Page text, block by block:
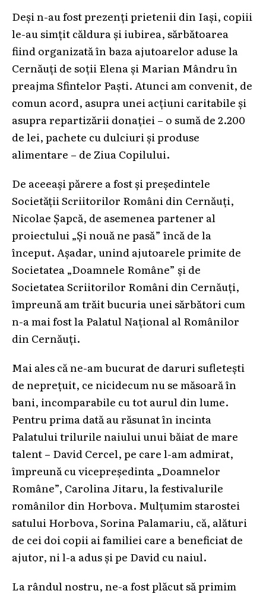
Deși n-au fost prezenți prietenii din Iași, copiii
le-au simțit căldura și iubirea, sărbătoarea
fiind organizată în baza ajutoarelor aduse la
Cernăuți de soții Elena și Marian Mândru în
preajma Sfintelor Paști. Atunci am convenit, de
comun acord, asupra unei acțiuni caritabile și
asupra repartizării donației – o sumă de 2.200
de lei, pachete cu dulciuri și produse
alimentare – de Ziua Copilului.
De aceeași părere a fost și președintele
Societății Scriitorilor Români din Cernăuți,
Nicolae Șapcă, de asemenea partener al
proiectului „Și nouă ne pasă” încă de la
început. Așadar, unind ajutoarele primite de
Societatea „Doamnele Române” și de
Societatea Scriitorilor Români din Cernăuți,
împreună am trăit bucuria unei sărbători cum
n-a mai fost la Palatul Național al Românilor
din Cernăuți.
Mai ales că ne-am bucurat de daruri sufletești
de neprețuit, ce nicidecum nu se măsoară în
bani, incomparabile cu tot aurul din lume.
Pentru prima dată au răsunat în incinta
Palatului trilurile naiului unui băiat de mare
talent – David Cercel, pe care l-am admirat,
împreună cu vicepreședinta „Doamnelor
Române”, Carolina Jitaru, la festivalurile
românilor din Horbova. Mulțumim starostei
satului Horbova, Sorina Palamariu, că, alături
de cei doi copii ai familiei care a beneficiat de
ajutor, ni l-a adus și pe David cu naiul.
La rândul nostru, ne-a fost plăcut să primim